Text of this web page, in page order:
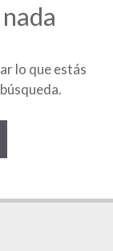
lo que estás